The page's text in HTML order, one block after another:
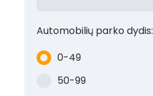
Automobilių parko dydis:
0-49
50-99